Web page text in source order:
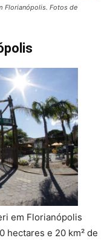
Florianópolis. Fotos de
em Florianópolis
hectares e 20 km² de